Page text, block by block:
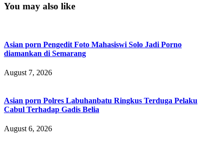
You may also like
Asian porn Pengedit Foto Mahasiswi Solo Jadi Porno
diamankan di Semarang
August 7, 2026
Asian porn Polres Labuhanbatu Ringkus Terduga Pelaku
Cabul Terhadap Gadis Belia
August 6, 2026